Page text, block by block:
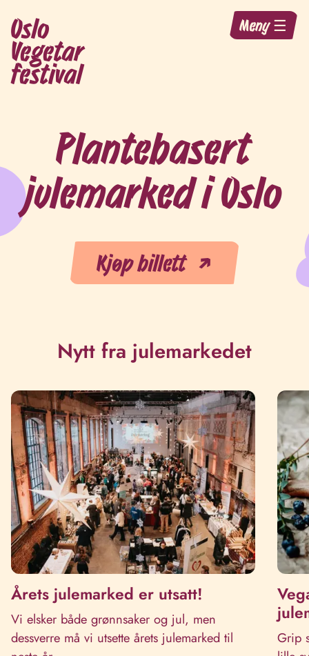
Oslo
Vegetar
festival
Meny ☰
Plantebasert
julemarked i Oslo
Kjøp billett
Nytt fra julemarkedet
Årets julemarked er utsatt!
Vi elsker både grønnsaker og jul, men
dessverre må vi utsette årets julemarked til
Grip